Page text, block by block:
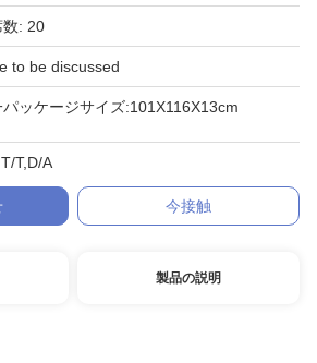
数: 20
to be discussed
パッケージサイズ:101X116X13cm
T,D/A
今接触
製品の説明